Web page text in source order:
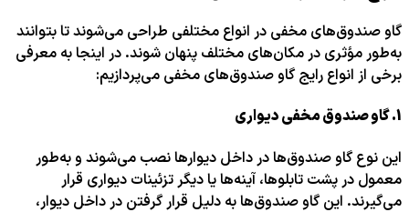
گاو صندوق‌های مخفی در انواع مختلفی طراحی می‌شوند تا بتوانند
به‌طور مؤثری در مکان‌های مختلف پنهان شوند. در اینجا به معرفی
برخی از انواع رایج گاو صندوق‌های مخفی می‌پردازیم:
1. گاو صندوق مخفی دیواری
این نوع گاو صندوق‌ها در داخل دیوارها نصب می‌شوند و به‌طور
معمول در پشت تابلوها، آینه‌ها یا دیگر تزئینات دیواری قرار
می‌گیرند. این گاو صندوق‌ها به دلیل قرار گرفتن در داخل دیوار،